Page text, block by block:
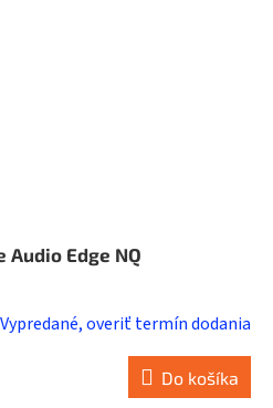
Audio Edge NQ
Vypredané, overiť termín dodania
Do košíka